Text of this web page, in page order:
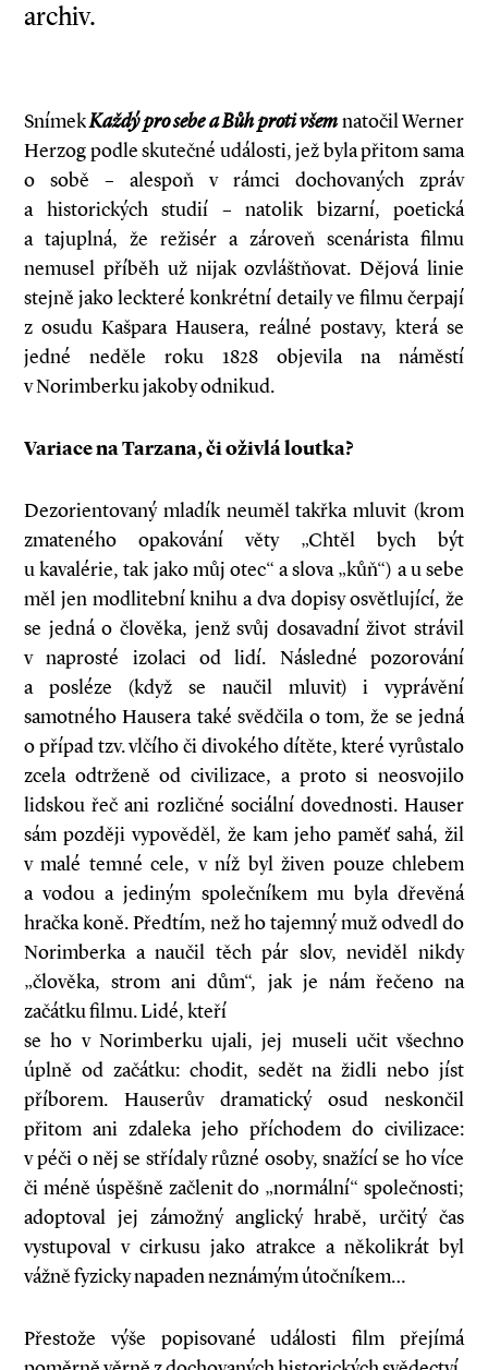
archiv.
SnímekKaždý pro sebe a Bůh proti všemnatočil Werner
Herzog podle skutečné události, jež byla přitom sama
o sobě – alespoň v rámci dochovaných zpráv
a historických studií – natolik bizarní, poetická
a tajuplná, že režisér a zároveň scenárista filmu
nemusel příběh už nijak ozvláštňovat. Dějová linie
stejně jako leckteré konkrétní detaily ve filmu čerpají
z osudu Kašpara Hausera, reálné postavy, která se
jedné neděle roku 1828 objevila na náměstí
v Norimberku jakoby odnikud.
Variace na Tarzana, či oživlá loutka?
Dezorientovaný mladík neuměl takřka mluvit (krom
zmateného opakování věty „Chtěl bych být
u kavalérie, tak jako můj otec“ a slova „kůň“) a u sebe
měl jen modlitební knihu a dva dopisy osvětlující, že
se jedná o člověka, jenž svůj dosavadní život strávil
v naprosté izolaci od lidí. Následné pozorování
a posléze (když se naučil mluvit) i vyprávění
samotného Hausera také svědčila o tom, že se jedná
o případ tzv. vlčího či divokého dítěte, které vyrůstalo
zcela odtrženě od civilizace, a proto si neosvojilo
lidskou řeč ani rozličné sociální dovednosti. Hauser
sám později vypověděl, že kam jeho paměť sahá, žil
v malé temné cele, v níž byl živen pouze chlebem
a vodou a jediným společníkem mu byla dřevěná
hračka koně. Předtím, než ho tajemný muž odvedl do
Norimberka a naučil těch pár slov, neviděl nikdy
„člověka, strom ani dům“, jak je nám řečeno na
začátku filmu. Lidé, kteří
se ho v Norimberku ujali, jej museli učit všechno
úplně od začátku: chodit, sedět na židli nebo jíst
příborem. Hauserův dramatický osud neskončil
přitom ani zdaleka jeho příchodem do civilizace:
v péči o něj se střídaly různé osoby, snažící se ho více
či méně úspěšně začlenit do „normální“ společnosti;
adoptoval jej zámožný anglický hrabě, určitý čas
vystupoval v cirkusu jako atrakce a několikrát byl
vážně fyzicky napaden neznámým útočníkem…
Přestože výše popisované události film přejímá